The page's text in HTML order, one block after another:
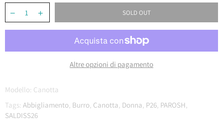
SOLD OUT
Altre opzioni di pagamento
Modello: Canotta
Tags: Abbigliamento, Burro, Canotta, Donna, P26, PAROSH,
SALDISS26